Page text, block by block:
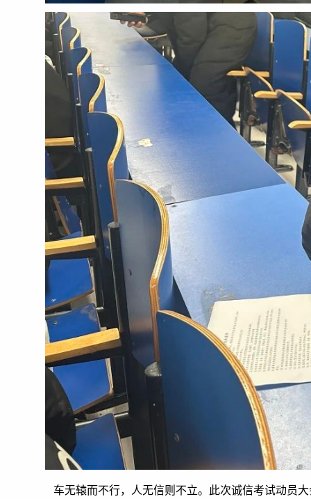
车无辕而不行，人无信则不立。此次诚信考试动员